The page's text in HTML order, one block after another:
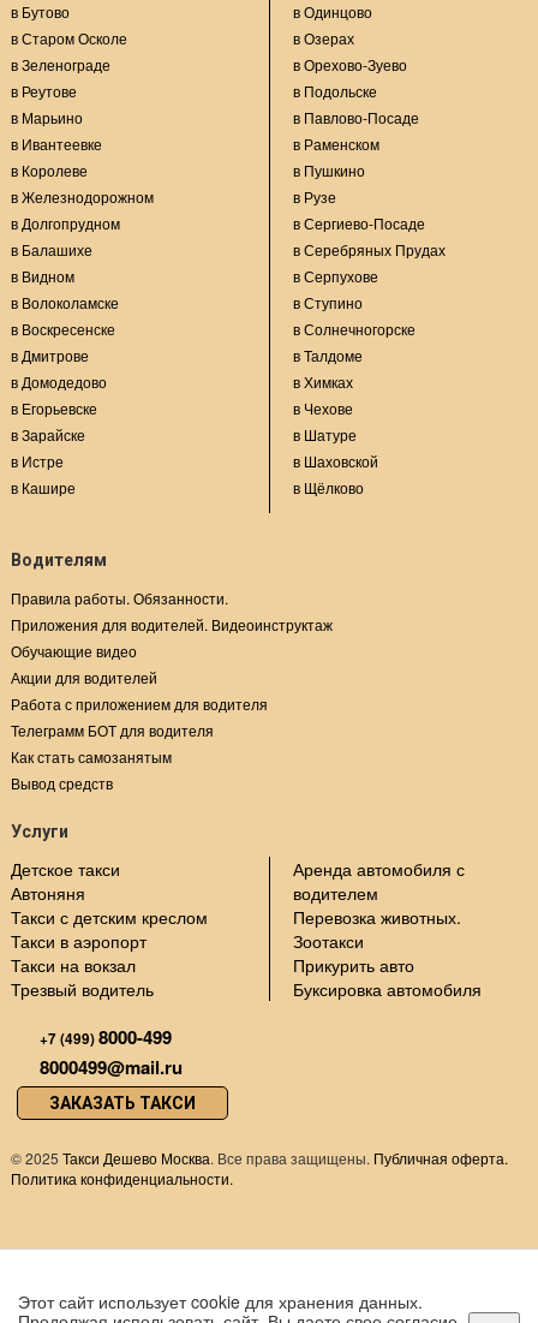
в Бутово
в Старом Осколе
в Зеленограде
в Реутове
в Марьино
в Ивантеевке
в Королеве
в Железнодорожном
в Долгопрудном
в Балашихе
в Видном
в Волоколамске
в Воскресенске
в Дмитрове
в Домодедово
в Егорьевске
в Зарайске
в Истре
в Кашире
в Одинцово
в Озерах
в Орехово-Зуево
в Подольске
в Павлово-Посаде
в Раменском
в Пушкино
в Рузе
в Сергиево-Посаде
в Серебряных Прудах
в Серпухове
в Ступино
в Солнечногорске
в Талдоме
в Химках
в Чехове
в Шатуре
в Шаховской
в Щёлково
Водителям
Правила работы. Обязанности.
Приложения для водителей. Видеоинструктаж
Обучающие видео
Акции для водителей
Работа с приложением для водителя
Телеграмм БОТ для водителя
Как стать самозанятым
Вывод средств
Услуги
Детское такси
Автоняня
Такси с детским креслом
Такси в аэропорт
Такси на вокзал
Трезвый водитель
Аренда автомобиля с
водителем
Перевозка животных.
Зоотакси
Прикурить авто
Буксировка автомобиля
+7 (499)8000-499
8000499@mail.ru
ЗАКАЗАТЬ ТАКСИ
©2025 Такси Дешево Москва. Все права защищены. Публичная оферта.
Политика конфиденциальности.
Этот сайт использует cookie для хранения данных.